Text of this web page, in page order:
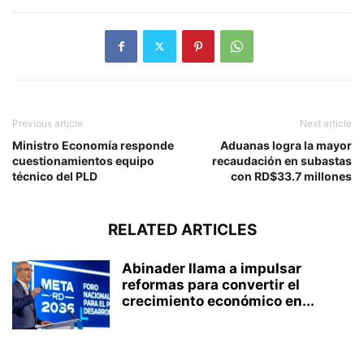
Previous article
Ministro Economía responde
cuestionamientos equipo
técnico del PLD
Next article
Aduanas logra la mayor
recaudación en subastas
con RD$33.7 millones
RELATED ARTICLES
Abinader llama a impulsar
reformas para convertir el
crecimiento económico en...